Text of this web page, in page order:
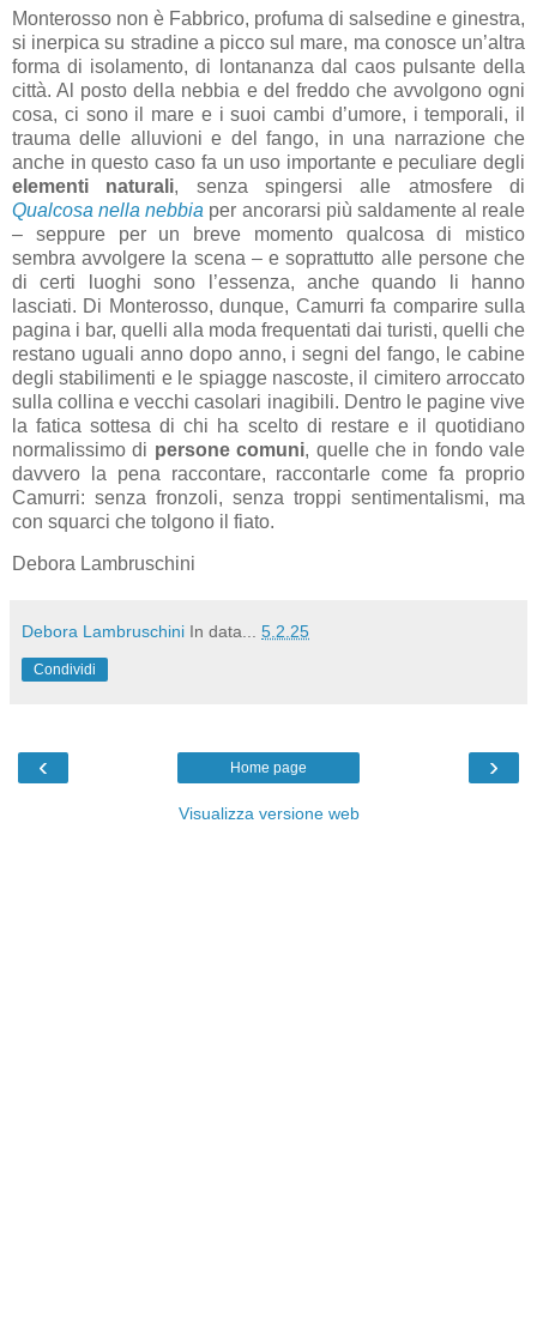
Monterosso non è Fabbrico, profuma di salsedine e ginestra,
si inerpica su stradine a picco sul mare, ma conosce un’altra
forma di isolamento, di lontananza dal caos pulsante della
città. Al posto della nebbia e del freddo che avvolgono ogni
cosa, ci sono il mare e i suoi cambi d’umore, i temporali, il
trauma delle alluvioni e del fango, in una narrazione che
anche in questo caso fa un uso importante e peculiare degli
elementi naturali, senza spingersi alle atmosfere di
Qualcosa nella nebbia per ancorarsi più saldamente al reale
– seppure per un breve momento qualcosa di mistico
sembra avvolgere la scena – e soprattutto alle persone che
di certi luoghi sono l’essenza, anche quando li hanno
lasciati. Di Monterosso, dunque, Camurri fa comparire sulla
pagina i bar, quelli alla moda frequentati dai turisti, quelli che
restano uguali anno dopo anno, i segni del fango, le cabine
degli stabilimenti e le spiagge nascoste, il cimitero arroccato
sulla collina e vecchi casolari inagibili. Dentro le pagine vive
la fatica sottesa di chi ha scelto di restare e il quotidiano
normalissimo di persone comuni, quelle che in fondo vale
davvero la pena raccontare, raccontarle come fa proprio
Camurri: senza fronzoli, senza troppi sentimentalismi, ma
con squarci che tolgono il fiato.
Debora Lambruschini
Debora Lambruschini In data... 5.2.25
Condividi
‹ ›
Home page
Visualizza versione web